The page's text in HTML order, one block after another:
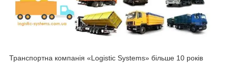
Транспортна компанія «Logistic Systems» більше 10 років